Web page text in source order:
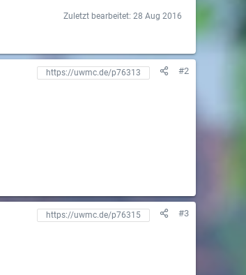
Zuletzt bearbeitet: 28 Aug 2016
#2
#3